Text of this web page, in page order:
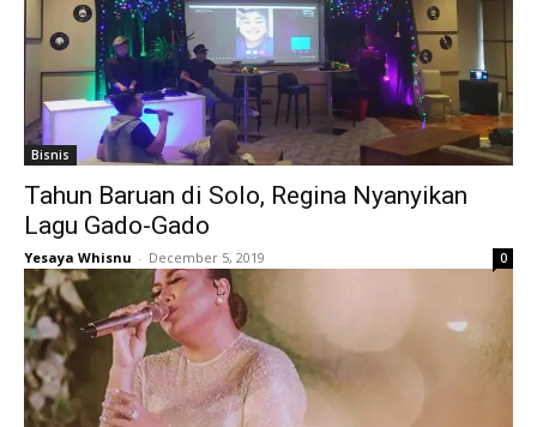
Bisnis
Tahun Baruan di Solo, Regina Nyanyikan
Lagu Gado-Gado
Yesaya Whisnu - December 5, 2019 0